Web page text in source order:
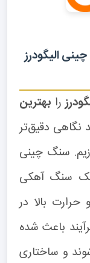
الیگودرز
را بهترین
نگاهی دقیق‌تر
سنگ چینی
یک سنگ آهکی
بالا در
باعث شده
و ساختاری